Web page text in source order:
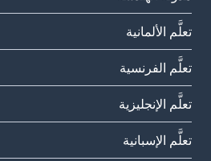
تعلَّم الألمانية
تعلَّم الفرنسية
تعلَّم الإنجليزية
تعلَّم الإسبانية